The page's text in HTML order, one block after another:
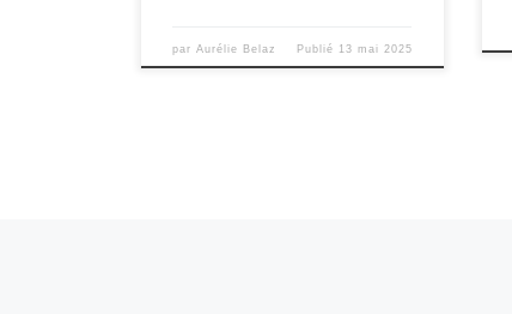
parAurélie Belaz Publié 13 mai 2025